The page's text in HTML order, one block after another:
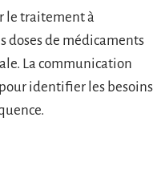
le traitement à
doses de médicaments
La communication
identifier les besoins